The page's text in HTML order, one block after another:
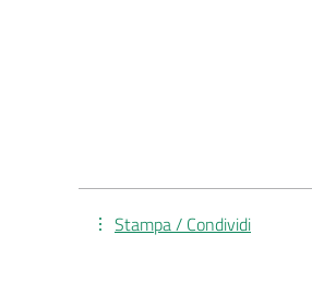
Stampa / Condividi